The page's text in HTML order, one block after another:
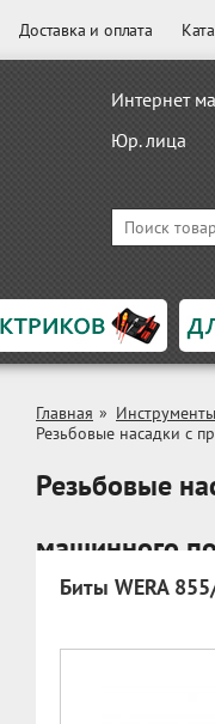
Доставка и оплата
Интернет
Юр. лица
Главная »
Резьбовые насадки с
Резьбовые
машинного
Биты WERA